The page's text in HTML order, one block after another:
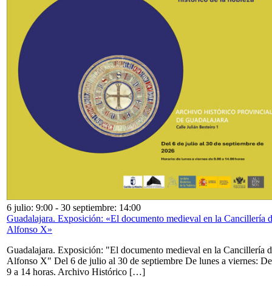
6 julio: 9:00 - 30 septiembre: 14:00
Guadalajara. Exposición: «El documento medieval en la Cancillería
Alfonso X»
Guadalajara. Exposición: "El documento medieval en la Cancillería
Alfonso X" Del 6 de julio al 30 de septiembre De lunes a viernes: De
9 a 14 horas. Archivo Histórico […]